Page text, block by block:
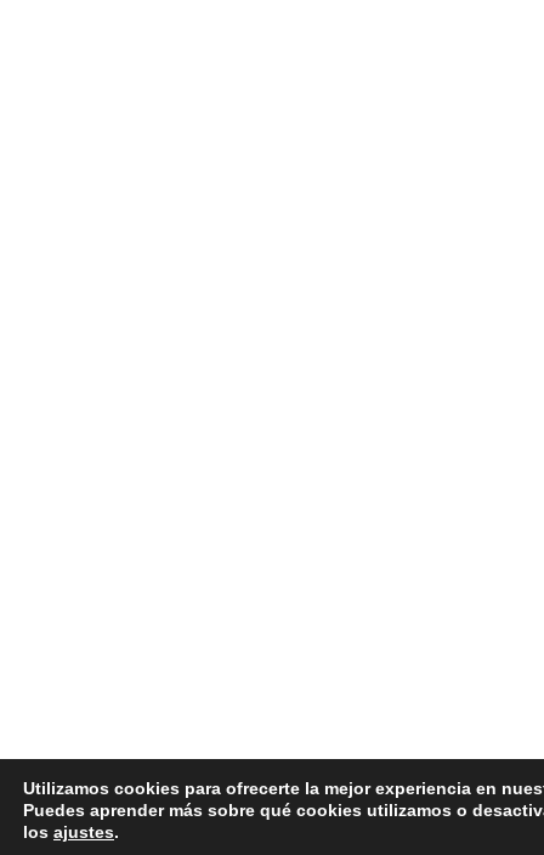
Utilizamos cookies para ofrecerte la mejor experiencia en
Puedes aprender más sobre qué cookies utilizamos o
los ajustes.